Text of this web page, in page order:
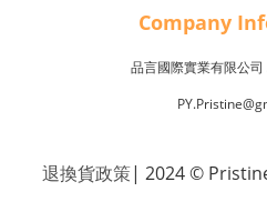
Company Inf
品言國際實業有限公
退換貨政策| 2024 ©